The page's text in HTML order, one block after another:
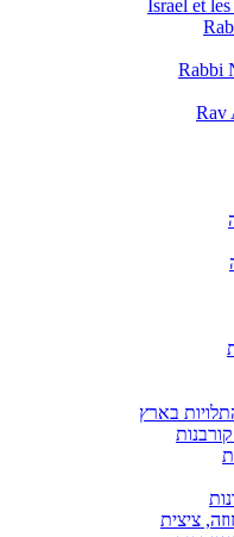
Israel et
Rabbi
בארץ
ציצית